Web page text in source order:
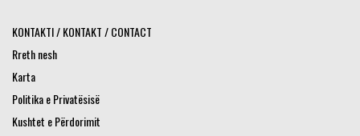
KONTAKTI / KONTAKT / CONTACT
Rreth nesh
Karta
Politika e Privatësisë
Kushtet e Përdorimit